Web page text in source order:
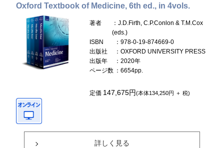
Oxford Textbook of Medicine, 6th ed., in 4vols.
著者
：J.D.Firth, C.P.Conlon & T.M.Cox
(eds.)
ISBN
：978-0-19-874669-0
出版社
：OXFORD UNIVERSITY PRESS
出版年
：2020年
ページ数 ：6654pp.
定価 147,675円(本体134,250円 ＋ 税)
詳しく見る